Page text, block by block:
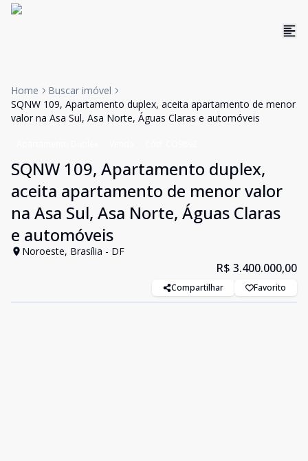
Home
Buscar imóvel
SQNW 109, Apartamento duplex, aceita apartamento de menor
valor na Asa Sul, Asa Norte, Águas Claras e automóveis
SQNW 109, Apartamento duplex,
aceita apartamento de menor valor
na Asa Sul, Asa Norte, Águas Claras
e automóveis
Noroeste, Brasília - DF
R$ 3.400.000,00
Compartilhar Favorito